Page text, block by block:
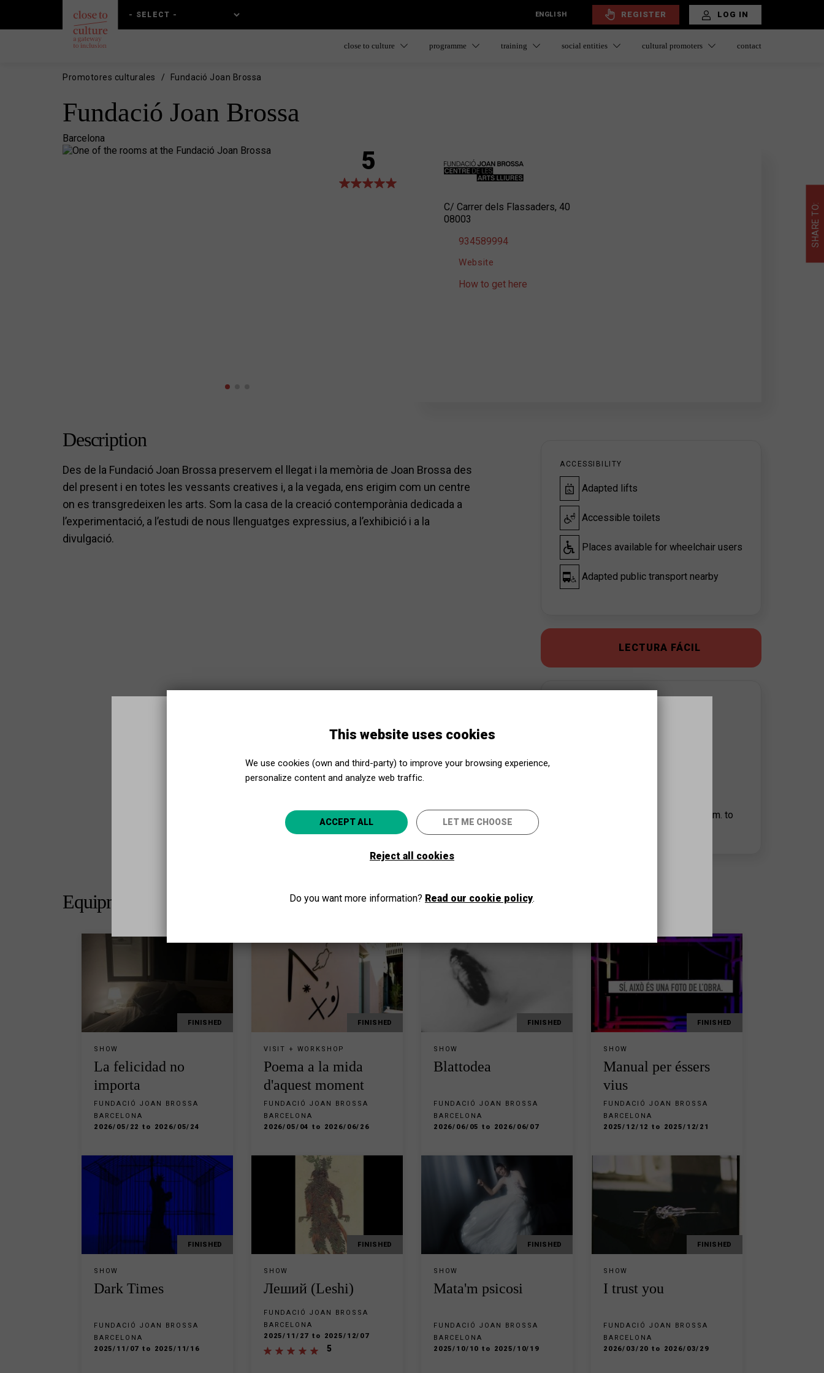
main
main
ENGLISH REGISTER LOG IN
close to culture programme training social entities cultural promoters contact
Promotores culturales Fundació Joan Brossa
Fundació Joan Brossa
Barcelona
5
C/ Carrer dels Flassaders, 40
08003
934589994
Website
How to get here
Description
Des de la Fundació Joan Brossa preservem el llegat i la memòria de Joan Brossa des
del present i en totes les vessants creatives i, a la vegada, ens erigim com un centre
on es transgredeixen les arts. Som la casa de la creació contemporània dedicada a
l’experimentació, a l’estudi de nous llenguatges expressius, a l’exhibició i a la
divulgació.
ACCESSIBILITY
Adapted lifts
Accessible toilets
Places available for wheelchair users
Adapted public transport nearby
LECTURA FÁCIL
From Monday to Friday, from 9:00 a.m. to
Close to Culture, even closer!
Select your province and enjoy culture for everyone
Equipment programming
FINISHED
SHOW
La felicidad no
importa
FUNDACIÓ JOAN BROSSA
BARCELONA
2026/05/22 to 2026/05/24
FINISHED
VISIT + WORKSHOP
Poema a la mida
d'aquest moment
FUNDACIÓ JOAN BROSSA
BARCELONA
2026/05/04 to 2026/06/26
FINISHED
SHOW
Blattodea
FUNDACIÓ JOAN BROSSA
BARCELONA
2026/06/05 to 2026/06/07
FINISHED
SHOW
Manual per éssers
vius
FUNDACIÓ JOAN BROSSA
BARCELONA
2025/12/12 to 2025/12/21
FINISHED
SHOW
Dark Times
FUNDACIÓ JOAN BROSSA
BARCELONA
2025/11/07 to 2025/11/16
FINISHED
SHOW
Лeший (Leshi)
FUNDACIÓ JOAN BROSSA
BARCELONA
2025/11/27 to 2025/12/07
5
FINISHED
SHOW
Mata'm psicosi
FUNDACIÓ JOAN BROSSA
BARCELONA
2025/10/10 to 2025/10/19
FINISHED
SHOW
I trust you
FUNDACIÓ JOAN BROSSA
BARCELONA
2026/03/20 to 2026/03/29
SHARE TO:
This website uses cookies
We use cookies (own and third-party) to improve your browsing experience,
personalize content and analyze web traffic.
ACCEPT ALL LET ME CHOOSE
Reject all cookies
Do you want more information? Read our cookie policy.